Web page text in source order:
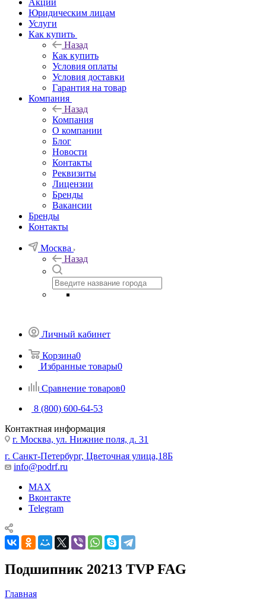
Юридическим лицам
Услуги
Как купить
Назад
Как купить
Условия оплаты
Условия доставки
Гарантия на товар
Компания
Назад
Компания
О компании
Блог
Новости
Контакты
Реквизиты
Лицензии
Бренды
Вакансии
Бренды
Контакты
Москва
Назад
Личный кабинет
Корзина0
Избранные товары0
Сравнение товаров0
8 (800) 600-64-53
Контактная информация
г. Москва, ул. Нижние поля, д. 31
г. Санкт-Петербург, Цветочная улица,18Б
info@podrf.ru
MAX
Вконтакте
Telegram
Подшипник 20213 TVP FAG
Главная